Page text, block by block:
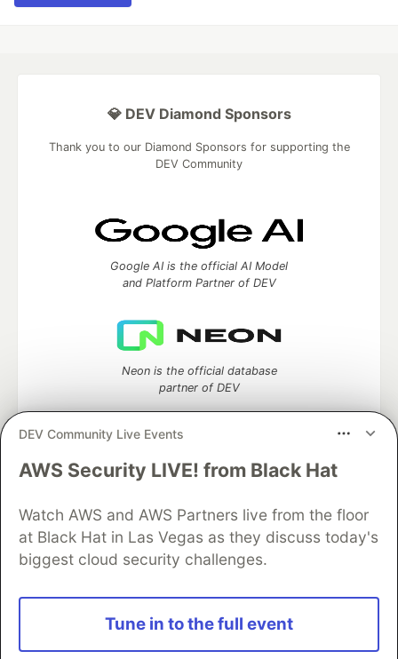
DEV Community Live Events
AWS Security LIVE! from Black Hat
Watch AWS and AWS Partners live from the floor
at Black Hat in Las Vegas as they discuss today's
biggest cloud security challenges.
Tune in to the full event
💎 DEV Diamond Sponsors
Thank you to our Diamond Sponsors for supporting the
DEV Community
Google AI is the official AI Model
and Platform Partner of DEV
Neon is the official database
partner of DEV
Algolia is the official search partner
development and manage your software career
DEV Challenges DEV++
DEV Education Tracks
DEV Help
Advertise on DEV
Organization Accounts
DEV Showcase About Contact